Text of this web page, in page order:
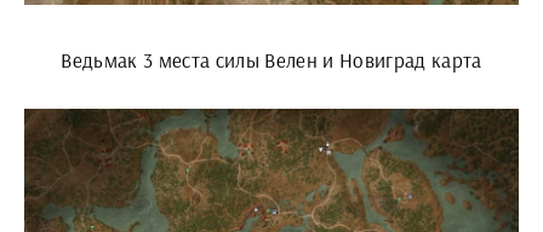
Ведьмак 3 места силы Велен и Новиград карта